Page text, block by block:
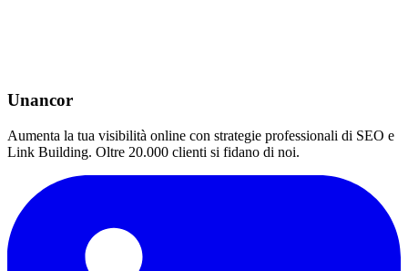
Unancor
Aumenta la tua visibilità online con strategie professionali di SEO e
Link Building. Oltre 20.000 clienti si fidano di noi.